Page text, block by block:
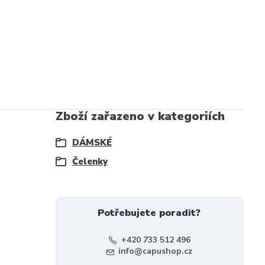
Zboží zařazeno v kategoriích
DÁMSKÉ
Čelenky
Potřebujete poradit?
+420 733 512 496
info@capushop.cz